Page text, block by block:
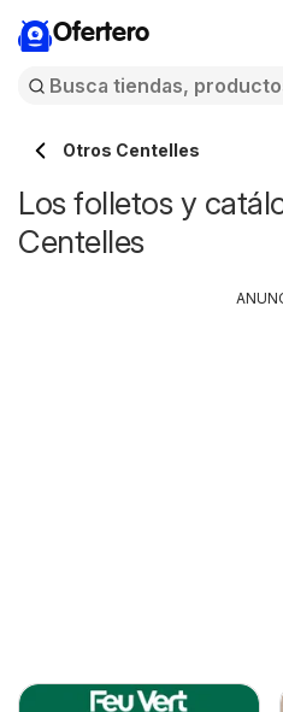
Ofertero
Otros Centelles
Los folletos y
Centelles